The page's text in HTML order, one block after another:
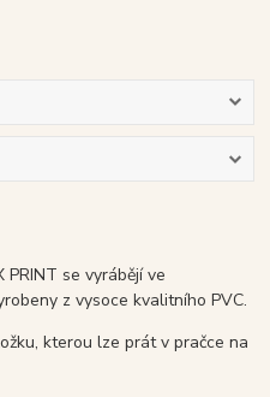
PRINT se vyrábějí ve
z vysoce kvalitního PVC.
kterou lze prát v pračce na